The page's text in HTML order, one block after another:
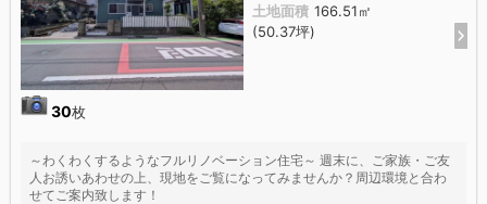
30枚
土地面積 166.51㎡
(50.37坪)
～わくわくするようなフルリノベーション住宅～ 週末に、ご家族・ご友
人お誘いあわせの上、現地をご覧になってみませんか？周辺環境と合わ
せてご案内致します！